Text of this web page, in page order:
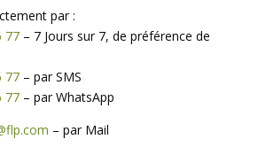
par :
77– 7 Jours sur 7, de préférence de
77– par SMS
77– par WhatsApp
– par Mail